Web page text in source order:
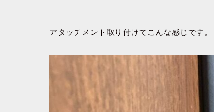
アタッチメント取り付けてこんな感じです。